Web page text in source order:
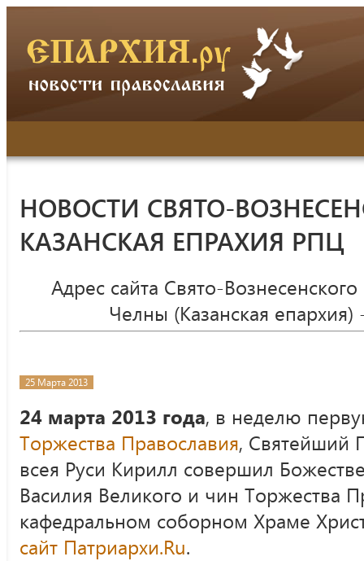
НОВОСТИ СВЯТО-
КАЗАНСКАЯ ЕПРАХИЯ РПЦ
Адрес сайта Свято-
Челны (Казанская
25 Марта 2013
24 марта 2013 года, в неделю
Торжества Православия, Святейший
всея Руси Кирилл совершил
Василия Великого и чин Торжества
кафедральном соборном Храме
сайт Патриархи.Ru.